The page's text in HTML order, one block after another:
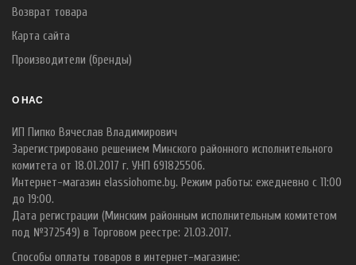
Возврат товара
Карта сайта
Производители (бренды)
О НАС
ИП Пипко Вячеслав Владимирович
Зарегистрировано решением Минского районного исполнительного
комитета от 18.01.2017 г. УНП 691825506.
Интернет-магазин elassiohome.by. Режим работы: ежедневно с 11:00
до 19:00.
Дата регистрации (Минским районным исполнительным комитетом
под №372549) в Торговом реестре: 21.03.2017.
Способы оплаты товаров в интернет-магазине: